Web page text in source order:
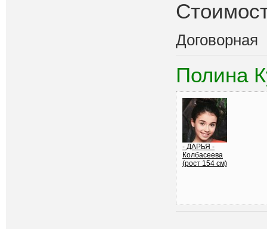
Договорная
Полина
- ДАРЬЯ -
Колбасеева
(рост 154 см)